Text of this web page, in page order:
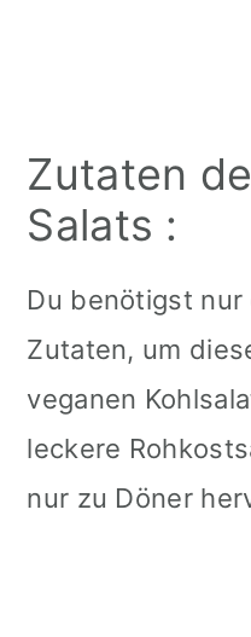
Zutaten
Salats :
Du benötigst nur
Zutaten, um
veganen
leckere
nur zu Döner